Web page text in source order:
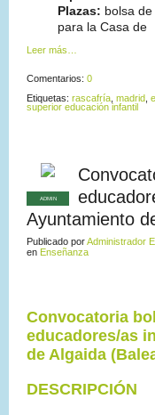
Plazas: bolsa
para la Casa de
Leer más…
Comentarios: 0
Etiquetas: rascafría madrid
superior educación infantil
ADMIN
Ayuntamiento
Publicado porAdministrador
en Enseñanza
Convocatoria
educadores/as
de Algaida
DESCRIPCIÓN